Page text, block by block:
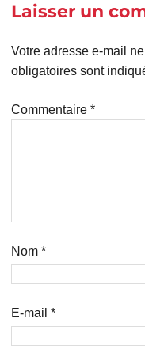
Laisser un
Votre adresse e-mail
obligatoires sont
Commentaire *
Nom *
E-mail *